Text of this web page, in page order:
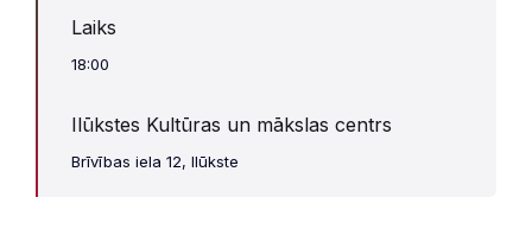
Laiks
18:00
Ilūkstes Kultūras un mākslas centrs
Brīvības iela 12, Ilūkste